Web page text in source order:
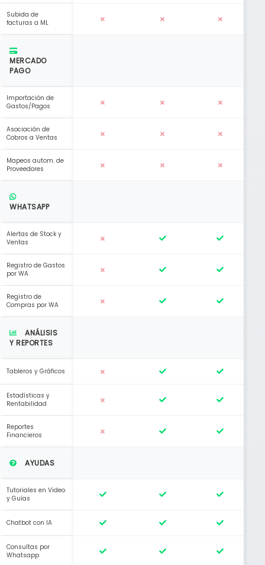
Subida de
facturas a ML
MERCADO
PAGO
Importación de
Gastos/Pagos
Asociación de
Cobros a Ventas
Mapeos autom. de
Proveedores
WHATSAPP
Alertas de Stock y
Ventas
Registro de Gastos
por WA
Registro de
Compras por WA
ANÁLISIS
Y REPORTES
Tableros y Gráficos
Estadísticas y
Rentabilidad
Reportes
Financieros
AYUDAS
Tutoriales en Video
y Guías
Chatbot con IA
Consultas por
Whatsapp